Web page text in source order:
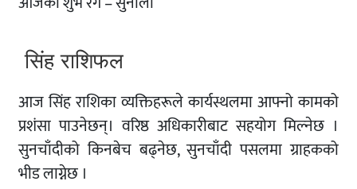
सिंह राशिफल
आज सिंह राशिका व्यक्तिहरूले कार्यस्थलमा आफ्नो कामको
प्रशंसा पाउनेछन्। वरिष्ठ अधिकारीबाट सहयोग मिल्नेछ ।
सुनचाँदीको किनबेच बढ्नेछ, सुनचाँदी पसलमा ग्राहकको
भीड लाग्नेछ ।